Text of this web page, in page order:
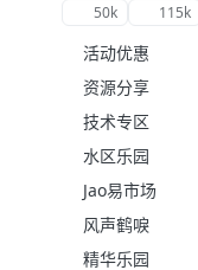
50k 115k
活动优惠
资源分享
技术专区
水区乐园
Jao易市场
风声鹤唳
精华乐园